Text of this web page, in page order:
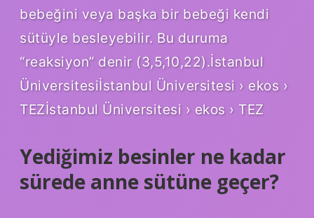
bebeğini veya başka bir bebeği kendi
sütüyle besleyebilir. Bu duruma
“reaksiyon” denir (3,5,10,22).İstanbul
Üniversitesiİstanbul Üniversitesi › ekos ›
TEZİstanbul Üniversitesi › ekos › TEZ
Yediğimiz besinler ne kadar
sürede anne sütüne geçer?